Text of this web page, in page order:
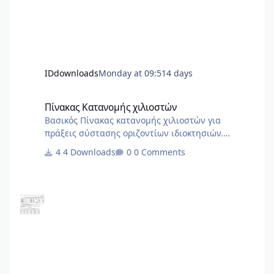
IDdownloadsMonday at 09:514 days
Πίνακας Κατανομής χιλιοστών
Βασικός Πίνακας κατανομής χιλιοστών για
πράξεις σύστασης οριζοντίων ιδιοκτησιών.
Χρήσιμο ως σημείο αναφοράς για να στήσετε το
δικό σας
4 Downloads 0 Comments